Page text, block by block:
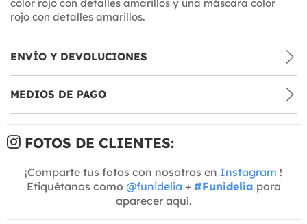
color rojo con detalles amarillos y una máscara color
rojo con detalles amarillos.
ENVÍO Y DEVOLUCIONES
MEDIOS DE PAGO
FOTOS DE CLIENTES:
¡Comparte tus fotos con nosotros en Instagram !
Etiquétanos como @funidelia + #Funidelia para
aparecer aquí.